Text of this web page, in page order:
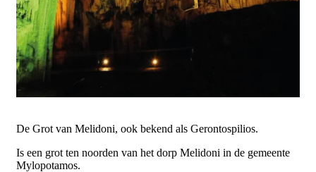
De Grot van Melidoni, ook bekend als Gerontospilios.
Is een grot ten noorden van het dorp Melidoni in de gemeente
Mylopotamos.